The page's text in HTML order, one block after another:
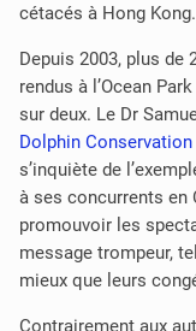
cétacés à Hong Kong.
Depuis 2003, plus
rendus à l’Ocean
sur deux. Le Dr
Dolphin
s’inquiète de
à ses concurrents en
promouvoir les
message trompeur,
mieux que leurs
Contrairement aux